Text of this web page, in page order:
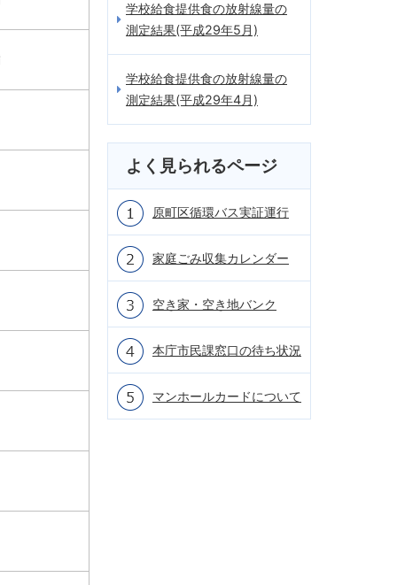
学校給食提供食の放射線量の
測定結果(平成29年5月)
学校給食提供食の放射線量の
測定結果(平成29年4月)
よく見られるページ
原町区循環バス実証運行
家庭ごみ収集カレンダー
空き家・空き地バンク
本庁市民課窓口の待ち状況
マンホールカードについて